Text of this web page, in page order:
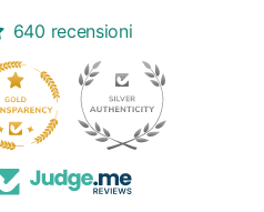
640 recensioni